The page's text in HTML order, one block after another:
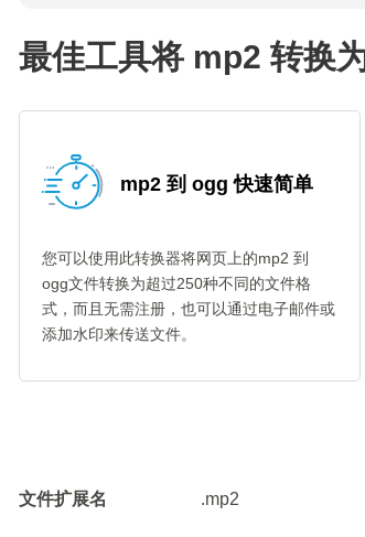
最佳工具将 mp2 转换
mp2 到 ogg 快速简单
您可以使用此转换器将网页上的mp2 到
ogg文件转换为超过250种不同的文件格
式，而且无需注册，也可以通过电子邮件或
添加水印来传送文件。
文件扩展名 .mp2